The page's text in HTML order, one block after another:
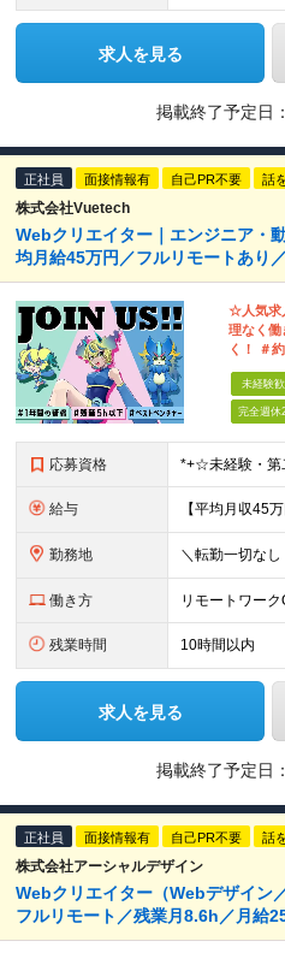
求人を見る
掲載終了予定日：
正社員 面接情報有 自己PR不要 話
株式会社Vuetech
Webクリエイター｜エンジニア・
均月給45万円／フルリモートあり
☆人気求
理なく働
く！ ＃
未経験
完全週休
応募資格
給与
勤務地
働き方 リモートワーク
残業時間 10時間以内
求人を見る
掲載終了予定日：
正社員 面接情報有 自己PR不要 話
株式会社アーシャルデザイン
Webクリエイター（Webデザイン
フルリモート／残業月8.6h／月給